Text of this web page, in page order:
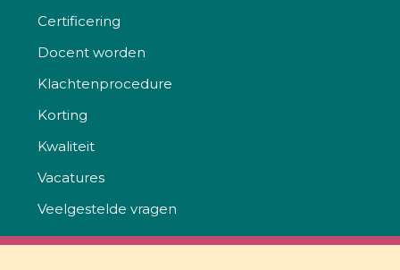
Certificering
Docent worden
Klachtenprocedure
Korting
Kwaliteit
Vacatures
Veelgestelde vragen